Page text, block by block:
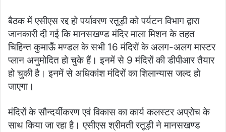
बैठक में एसीएस रद्द हो पर्यावरण रतूड़ी को पर्यटन विभाग द्वारा
जानकारी दी गई कि मानसखण्ड मंदिर माला मिशन के तहत
चिहिन्त कुमाऊँ मण्डल के सभी 16 मंदिरों के अलग-अलग मास्टर
प्लान अनुमोदित हो चुके हैं। इनमें से 9 मंदिरों की डीपीआर तैयार
हो चुकी है। इनमें से अधिकांश मंदिरों का शिलान्यास जल्द हो
जाएगा।
मंदिरों के सौन्दर्यीकरण एवं विकास का कार्य कलस्टर अप्रोच के
साथ किया जा रहा है। एसीएस श्रीमती रतूड़ी ने मानसखण्ड